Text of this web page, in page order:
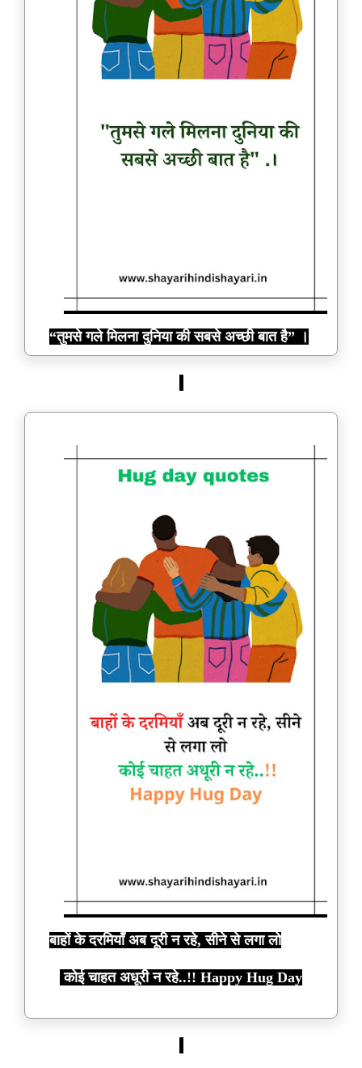
“तुमसे गले मिलना दुनिया की सबसे अच्छी बात है” ।
बाहों के दरमियाँ अब दूरी न रहे, सीने से लगा लो
कोई चाहत अधूरी न रहे..!! Happy Hug Day